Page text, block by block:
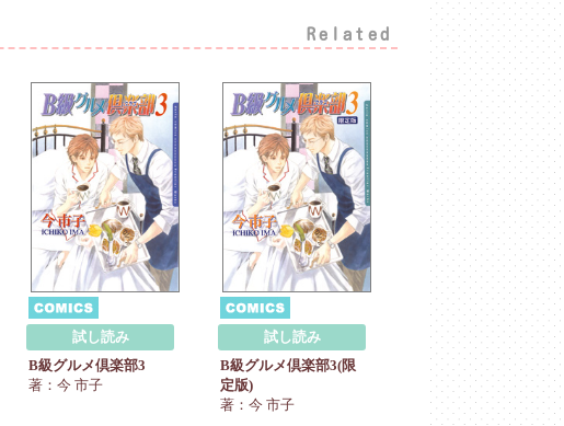
Related
試し読み
B級グルメ倶楽部3
著：今 市子
試し読み
B級グルメ倶楽部3(限
定版)
著：今 市子